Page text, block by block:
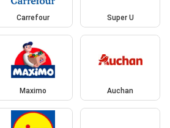
Carrefour Super U
Maximo Auchan